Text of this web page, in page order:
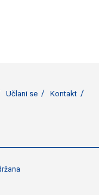
Učlani se
Kontakt